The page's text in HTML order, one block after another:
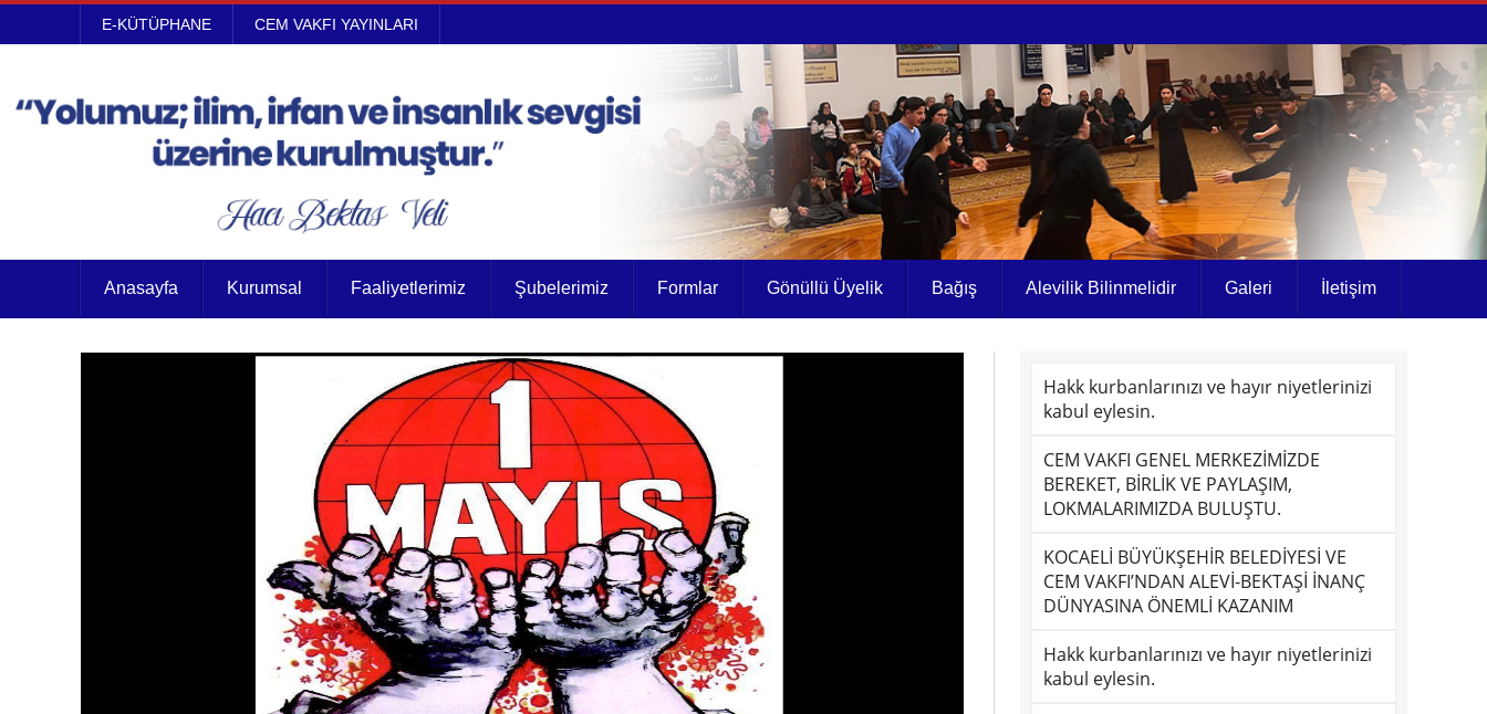
E-KÜTÜPHANE CEM VAKFI YAYINLARI
Anasayfa Kurumsal Faaliyetlerimiz Şubelerimiz Formlar Gönüllü Üyelik Bağış Alevilik Bilinmelidir Galeri İletişim
Hakk kurbanlarınızı ve hayır niyetlerinizi
kabul eylesin.
CEM VAKFI GENEL MERKEZİMİZDE
BEREKET, BİRLİK VE PAYLAŞIM,
LOKMALARIMIZDA BULUŞTU.
KOCAELİ BÜYÜKŞEHİR BELEDİYESİ VE
CEM VAKFI’NDAN ALEVİ-BEKTAŞİ İNANÇ
DÜNYASINA ÖNEMLİ KAZANIM
Hakk kurbanlarınızı ve hayır niyetlerinizi
kabul eylesin.